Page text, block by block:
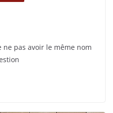
ne pas avoir le même nom